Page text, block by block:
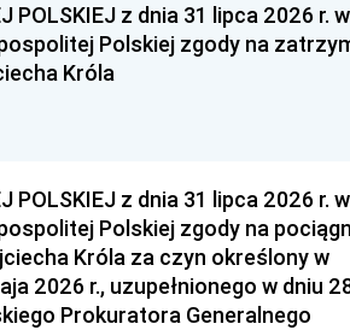
POLSKIEJ z dnia 31 lipca 2026 r. w
Polskiej zgody na
Króla
POLSKIEJ z dnia 31 lipca 2026 r. w
Polskiej zgody na
Króla za czyn określony w
2026 r., uzupełnionego w dniu
Prokuratora Generalnego